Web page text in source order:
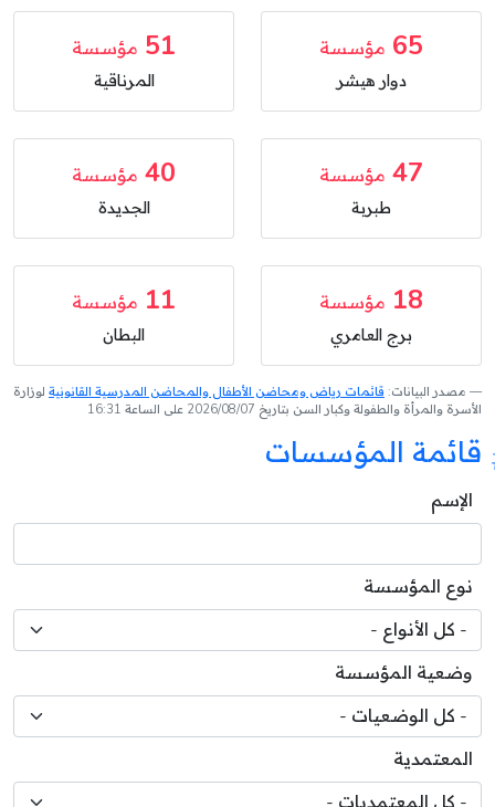
65 مؤسسة
دوار هيشر
51 مؤسسة
المرناقية
47 مؤسسة
طبربة
40 مؤسسة
الجديدة
18 مؤسسة
برج العامري
11 مؤسسة
البطان
مصدر البيانات: قائمات رياض ومحاضن الأطفال والمحاضن المدرسية القانونية لوزارة
الأسرة والمرأة والطفولة وكبار السن بتاريخ 2026/08/07 على الساعة 16:31
قائمة المؤسسات
الإسم
نوع المؤسسة
وضعية المؤسسة
المعتمدية